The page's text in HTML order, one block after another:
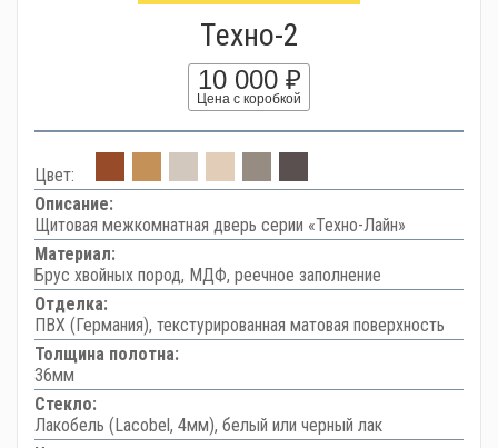
Tехно-2
10 000 ₽
Цена с коробкой
Цвет:
Описание:
Щитовая межкомнатная дверь серии «Техно-Лайн»
Материал:
Брус хвойных пород, МДФ, реечное заполнение
Отделка:
ПВХ (Германия), текстурированная матовая поверхность
Толщина полотна:
36мм
Стекло:
Лакобель (Lacobel, 4мм), белый или черный лак